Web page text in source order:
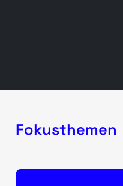
Fokusthemen